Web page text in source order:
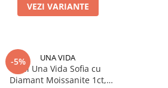
VEZI VARIANTE
-5% UNA VIDA
Inel Una Vida Sofia cu
Diamant Moissanite 1ct,